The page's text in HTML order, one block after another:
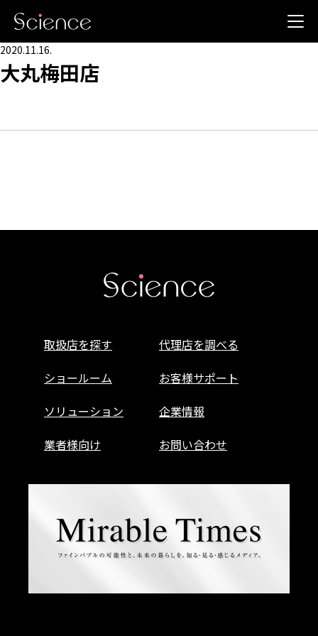
2020.11.16.
大丸梅田店
取扱店を探す
代理店を調べる
ショールーム
お客様サポート
ソリューション
企業情報
業者様向け
お問い合わせ